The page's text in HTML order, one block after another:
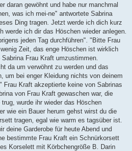
daran gewöhnt und habe nur manchmal
was ich mei-ne" antwortete Sabrina
Ding tragen. Jetzt werde ich dich kurz
werde ich dir das Höschen wieder anlegen.
jeden Tag durchführen". "Bitte Frau
Zeit, das enge Höschen ist wirklich
Frau Kraft umzustimmen.
da um verwöhnt zu werden und das
um bei enger Kleidung nichts von deinem
Frau Kraft akzeptierte keine von Sabrinas
von Frau Kraft gewaschen war, die
wurde ihr wieder das Höschen
wie ein Bauer herum gehst wirst du die
tragen, egal wie warm es tagsüber ist.
deine Garderobe für heute Abend und
bestimmte Frau Kraft ein Schnürkorsett
Korselett mit Körbchengröße B. Darin